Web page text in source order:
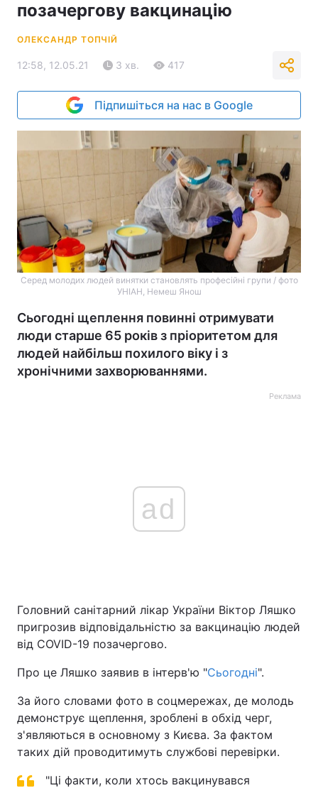
позачергову вакцинацію
ОЛЕКСАНДР ТОПЧІЙ
12:58, 12.05.21 3 хв. 417
Підпишіться на нас в Google
Серед молодих людей винятки становлять професійні групи / фото
УНІАН, Немеш Янош
Сьогодні щеплення повинні отримувати
люди старше 65 років з пріоритетом для
людей найбільш похилого віку і з
хронічними захворюваннями.
Реклама
ad
Головний санітарний лікар України Віктор Ляшко
пригрозив відповідальністю за вакцинацію людей
від COVID-19 позачергово.
Про це Ляшко заявив в інтерв'ю "Сьогодні".
За його словами фото в соцмережах, де молодь
демонструє щеплення, зроблені в обхід черг,
з'являються в основному з Києва. За фактом
таких дій проводитимуть службові перевірки.
"Ці факти, коли хтось вакцинувався